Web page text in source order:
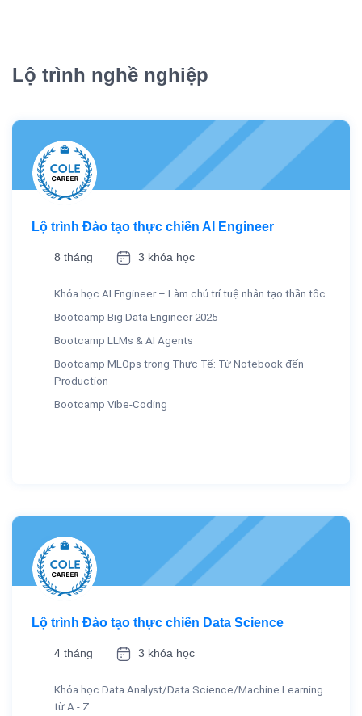
Lộ trình nghề nghiệp
Lộ trình Đào tạo thực chiến AI Engineer
8 tháng 3 khóa học
Khóa học AI Engineer – Làm chủ trí tuệ nhân tạo thần tốc
Bootcamp Big Data Engineer 2025
Bootcamp LLMs & AI Agents
Bootcamp MLOps trong Thực Tế: Từ Notebook đến
Production
Bootcamp Vibe-Coding
Lộ trình Đào tạo thực chiến Data Science
4 tháng 3 khóa học
Khóa học Data Analyst/Data Science/Machine Learning
từ A - Z